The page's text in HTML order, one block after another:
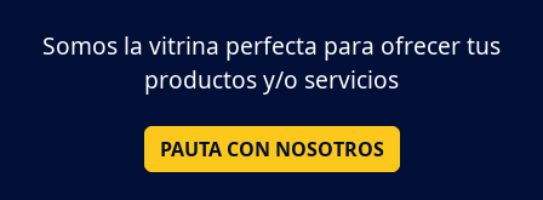
Somos la vitrina perfecta para ofrecer tus
productos y/o servicios
PAUTA CON NOSOTROS